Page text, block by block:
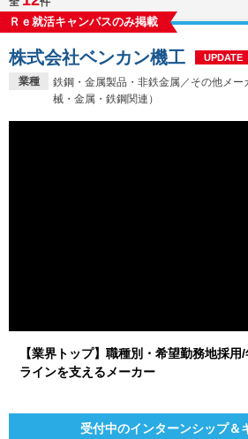
イベントを探す スカウト
就活ノウハウ・サポート
就活支援
Ｒｅ就活キャンパスのみ掲載
業種
鉄鋼・金属製品・非鉄金属／その他メ
械・金属・鉄鋼関連）
株式会社ベンカン機工 UPDATE
【業界トップ】職種別・希望勤務地採
ラインを支えるメーカー
受付中のインターンシップ＆